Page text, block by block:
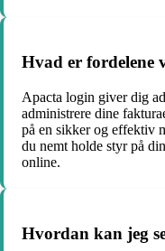
Hvad er fordelene
Apacta login giver dig
administrere dine
på en sikker og effektiv
du nemt holde styr på
online.
Hvordan kan jeg